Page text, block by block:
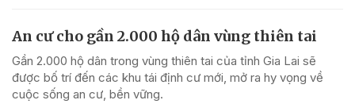
An cư cho gần 2.000 hộ dân vùng thiên tai
Gần 2.000 hộ dân trong vùng thiên tai của tỉnh Gia Lai sẽ
được bố trí đến các khu tái định cư mới, mở ra hy vọng về
cuộc sống an cư, bền vững.